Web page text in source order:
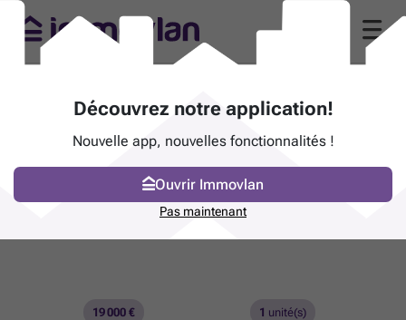
19 000 € 1 unité(s)
Découvrez notre application!
Nouvelle app, nouvelles fonctionnalités !
Ouvrir Immovlan
Pas maintenant